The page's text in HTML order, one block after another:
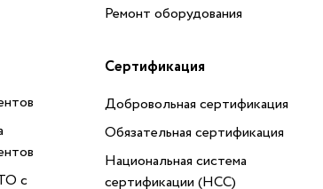
с
Ремонт оборудования
Сертификация
Добровольная сертификация
Обязательная сертификация
Национальная система
сертификации (НСС)